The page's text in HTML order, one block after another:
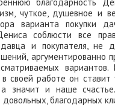
благодарность
чуткое, душевное и
варианта покупки
соблюсти все
и покупателя, не
аргументированно
своей работе он ставит
значит и наше
благодарных